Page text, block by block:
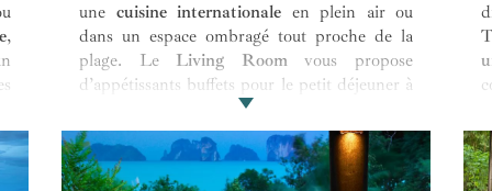
,
une cuisine internationale en plein air ou
dans un espace ombragé tout proche de la
plage. Le Living Roomvous propose
d’appétissants buffets pour le petit déjeuner à
base de fruits frais, de fromages ou encore de
plats à la carte tels que des avocado toasts.
Des mets intemporels pour le déjeuner, des
dîners façon wok, grill et touche exotique avec